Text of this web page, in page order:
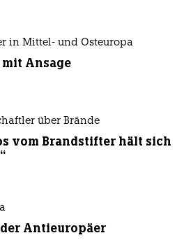
in Mittel- und Osteuropa
Ansage
über Brände
vom Brandstifter hält sich
Antieuropäer